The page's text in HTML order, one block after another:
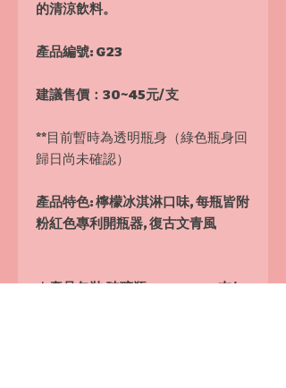
的清涼飲料。
產品編號: G23
建議售價： 30~45元/ 支
**目前暫時為透明瓶身（綠色瓶身回
歸日尚未確認）
產品特色: 檸檬冰淇淋口味, 每瓶皆附
粉紅色專利開瓶器, 復古文青風
｜產品包裝 玻璃瓶 200CC, 30支/